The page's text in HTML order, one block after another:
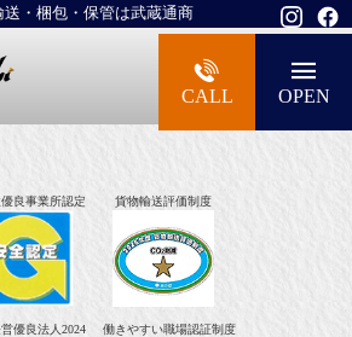
・梱包・保管は武蔵通商
大型精密機械・美術品・高級楽器の梱包・
CALL OPEN
良事業所認定 貨物輸送評価制度
優良法人2024 働きやすい職場認証制度